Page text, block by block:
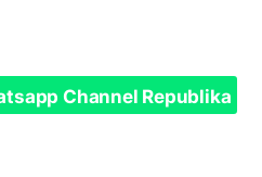
Channel Republika